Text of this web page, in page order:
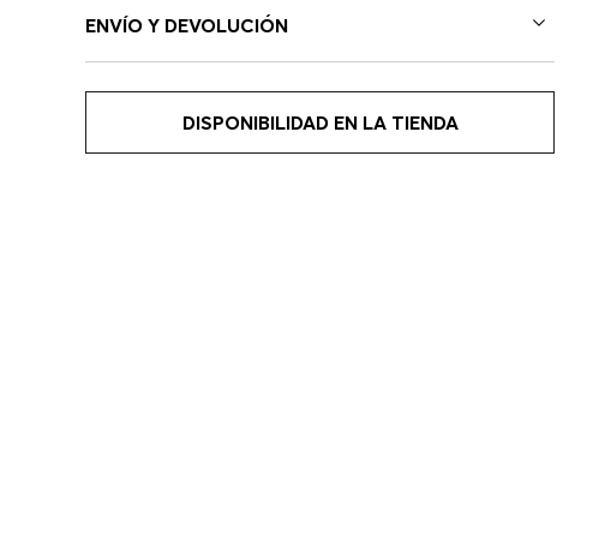
ENVÍO Y DEVOLUCIÓN
DISPONIBILIDAD EN LA TIENDA